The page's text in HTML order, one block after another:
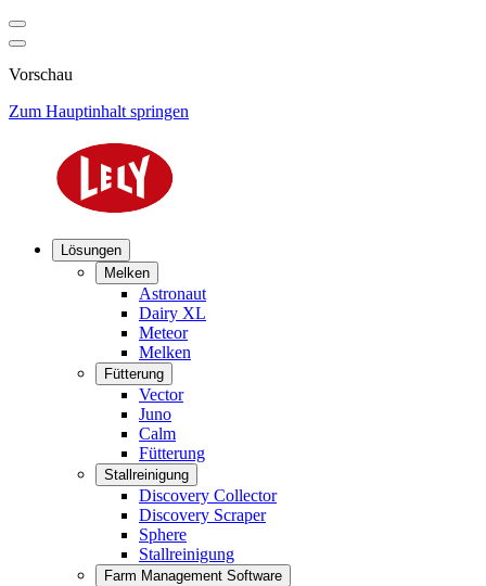
Vorschau
Zum Hauptinhalt springen
Lösungen
Melken
Astronaut
Dairy XL
Meteor
Melken
Fütterung
Vector
Juno
Calm
Fütterung
Stallreinigung
Discovery Collector
Discovery Scraper
Sphere
Stallreinigung
Farm Management Software